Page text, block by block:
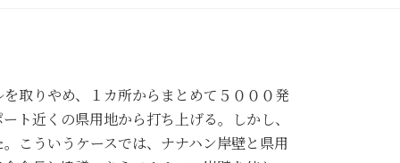
取りやめ、１カ所からまとめて５０００発
近くの県用地から打ち上げる。しかし、
こういうケースでは、ナナハン岸壁と県用